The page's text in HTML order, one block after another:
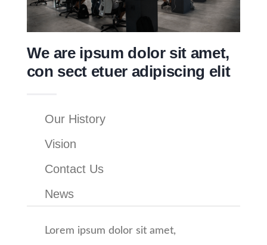
We are ipsum dolor sit amet,
con sect etuer adipiscing elit
Our History
Vision
Contact Us
News
Lorem ipsum dolor sit amet,